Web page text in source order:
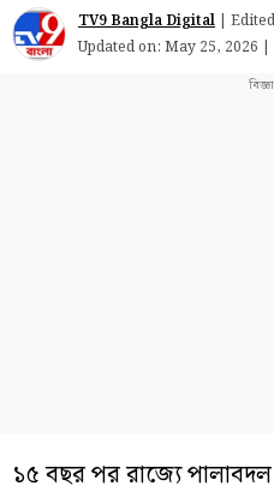
TV9 Bangla Digital | Edited
Updated on: May 25, 2026 |
১৫ বছর পর রাজ্যে